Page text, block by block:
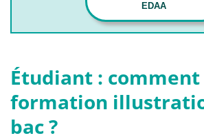
EDAA
Étudiant :
formation
bac ?